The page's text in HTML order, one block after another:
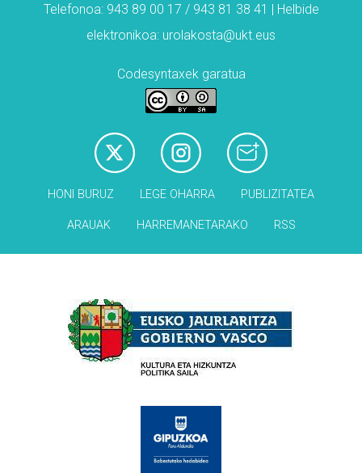
Telefonoa: 943 89 00 17 / 943 81 38 41 | Helbide
elektronikoa: urolakosta@ukt.eus
Codesyntaxek garatua
HONI BURUZ LEGE OHARRA PUBLIZITATEA
ARAUAK HARREMANETARAKO RSS